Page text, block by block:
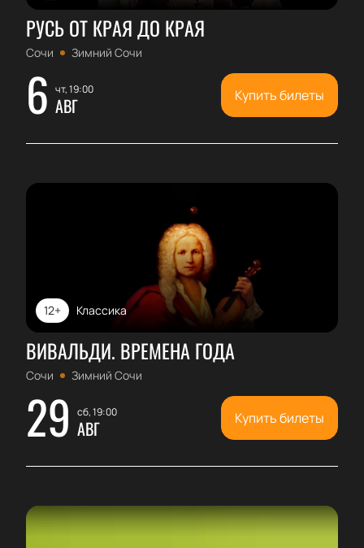
РУСЬ ОТ КРАЯ ДО КРАЯ
Сочи Зимний Сочи
6 чт, 19:00
АВГ Купить билеты
Классика
12+
ВИВАЛЬДИ. ВРЕМЕНА ГОДА
Сочи Зимний Сочи
29 сб, 19:00
АВГ Купить билеты